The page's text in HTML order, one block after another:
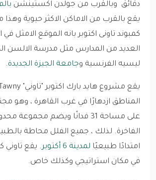
دقائق وبالقرب من جولدن اكستينشن
يقع بالقرب من الاماكن الاكثر حيوية وهذا
كمبوند تاونى اكتوبر بانه الموقع الامثل في
العديد من المدارس مثل مدرسة الالسن
ليسيه الفرنسية وجامعة الجيزة الجديدة.
المناطق ازدهارًا في غرب القاهرة ، وهو
على مساحة 31 فدانًا ويضم مجموعة
الفاخرة. لذلك ، جميع الفلل محاطة
امتدادًا طبيعيًا لمدينة 6 أكتوبر
في مكان استراتيجي وكذلك خاص.